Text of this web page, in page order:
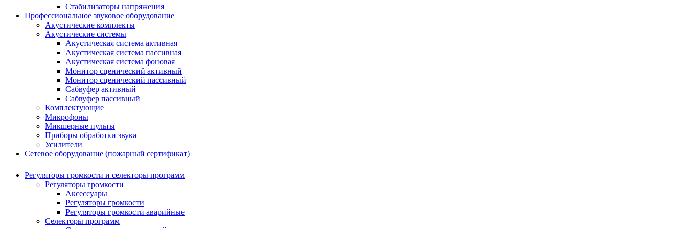
Стабилизаторы напряжения
Профессиональное звуковое оборудование
Акустические комплекты
Акустические системы
Акустическая система активная
Акустическая система пассивная
Акустическая система фоновая
Монитор сценический активный
Монитор сценический пассивный
Сабвуфер активный
Сабвуфер пассивный
Комплектующие
Микрофоны
Микшерные пульты
Приборы обработки звука
Усилители
Сетевое оборудование (пожарный сертификат)
Регуляторы громкости и селекторы программ
Регуляторы громкости
Аксессуары
Регуляторы громкости
Регуляторы громкости аварийные
Селекторы программ